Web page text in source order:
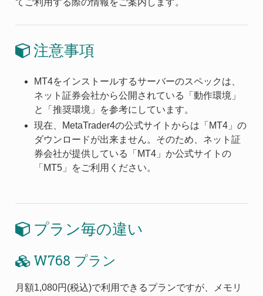
てご利用する際の情報をご案内します。
注意事項
MT4をインストールするサーバーのスペックは、
ネット証券会社から公開されている「動作環境」
と「推奨環境」を参考にしています。
現在、MetaTrader4の公式サイトからは「MT4」の
ダウンロードが出来ません。そのため、ネット証
券会社が提供している「MT4」か公式サイトの
「MT5」をご利用ください。
プラン毎の違い
W768 プラン
月額1,080円(税込)で利用できるプランですが、メモリ